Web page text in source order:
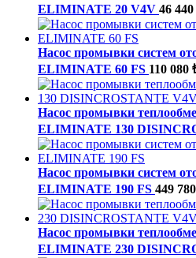
ELIMINATE 20 V4V 46
Насос промывки систем
ELIMINATE 60 FS 110 080
Насос промывки
ELIMINATE 130
Насос промывки систем
ELIMINATE 190 FS 449
Насос промывки
ELIMINATE 230